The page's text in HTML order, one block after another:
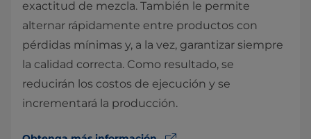
exactitud de mezcla. También le permite
alternar rápidamente entre productos con
pérdidas mínimas y, a la vez, garantizar siempre
la calidad correcta. Como resultado, se
reducirán los costos de ejecución y se
incrementará la producción.